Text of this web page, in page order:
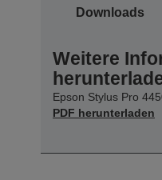
Downloads
Weitere
Epson Stylus Pro
PDF herunterladen